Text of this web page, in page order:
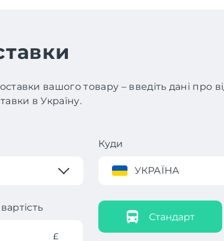
вашого товару – введіть дані про
в Україну.
Куди
УКРАЇНА
£
Стандарт